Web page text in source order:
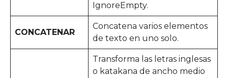
IgnoreEmpty.
CONCATENAR
Concatena varios elementos
de texto en uno solo.
Transforma las letras inglesas
o katakana de ancho medio